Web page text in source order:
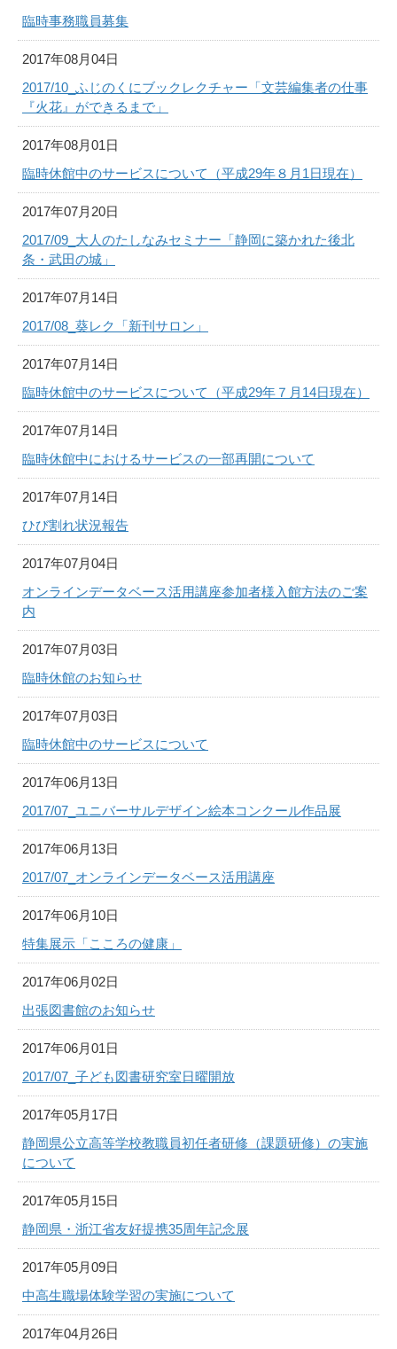
臨時事務職員募集
2017年08月04日
2017/10_ふじのくにブックレクチャー「文芸編集者の仕事
『火花』ができるまで」
2017年08月01日
臨時休館中のサービスについて（平成29年８月1日現在）
2017年07月20日
2017/09_大人のたしなみセミナー「静岡に築かれた後北
条・武田の城」
2017年07月14日
2017/08_葵レク「新刊サロン」
2017年07月14日
臨時休館中のサービスについて（平成29年７月14日現在）
2017年07月14日
臨時休館中におけるサービスの一部再開について
2017年07月14日
ひび割れ状況報告
2017年07月04日
オンラインデータベース活用講座参加者様入館方法のご案
内
2017年07月03日
臨時休館のお知らせ
2017年07月03日
臨時休館中のサービスについて
2017年06月13日
2017/07_ユニバーサルデザイン絵本コンクール作品展
2017年06月13日
2017/07_オンラインデータベース活用講座
2017年06月10日
特集展示「こころの健康」
2017年06月02日
出張図書館のお知らせ
2017年06月01日
2017/07_子ども図書研究室日曜開放
2017年05月17日
静岡県公立高等学校教職員初任者研修（課題研修）の実施
について
2017年05月15日
静岡県・浙江省友好提携35周年記念展
2017年05月09日
中高生職場体験学習の実施について
2017年04月26日